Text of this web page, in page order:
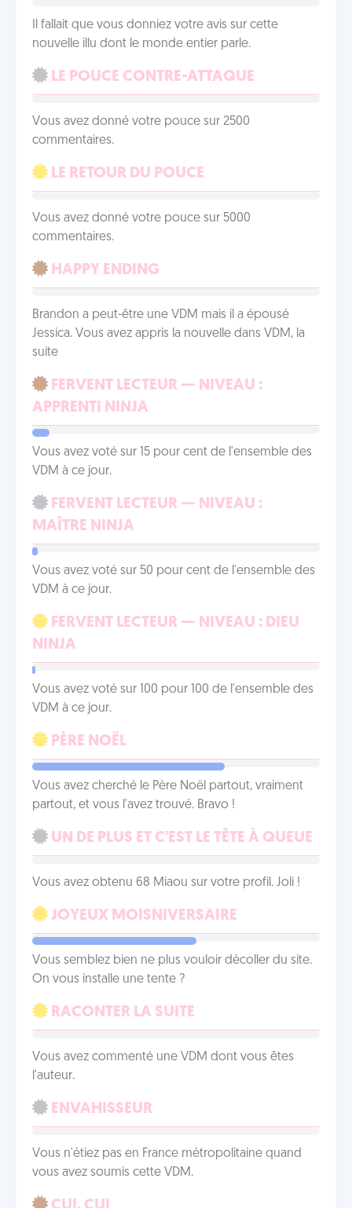
Il fallait que vous donniez votre avis sur cette
nouvelle illu dont le monde entier parle.
LE POUCE CONTRE-ATTAQUE
Vous avez donné votre pouce sur 2500
commentaires.
LE RETOUR DU POUCE
Vous avez donné votre pouce sur 5000
commentaires.
HAPPY ENDING
Brandon a peut-être une VDM mais il a épousé
Jessica. Vous avez appris la nouvelle dans VDM, la
suite
FERVENT LECTEUR — NIVEAU :
APPRENTI NINJA
Vous avez voté sur 15 pour cent de l'ensemble des
VDM à ce jour.
FERVENT LECTEUR — NIVEAU :
MAÎTRE NINJA
Vous avez voté sur 50 pour cent de l'ensemble des
VDM à ce jour.
FERVENT LECTEUR — NIVEAU : DIEU
NINJA
Vous avez voté sur 100 pour 100 de l'ensemble des
VDM à ce jour.
PÈRE NOËL
Vous avez cherché le Père Noël partout, vraiment
partout, et vous l'avez trouvé. Bravo !
UN DE PLUS ET C'EST LE TÊTE À QUEUE
Vous avez obtenu 68 Miaou sur votre profil. Joli !
JOYEUX MOISNIVERSAIRE
Vous semblez bien ne plus vouloir décoller du site.
On vous installe une tente ?
RACONTER LA SUITE
Vous avez commenté une VDM dont vous êtes
l'auteur.
ENVAHISSEUR
Vous n'étiez pas en France métropolitaine quand
vous avez soumis cette VDM.